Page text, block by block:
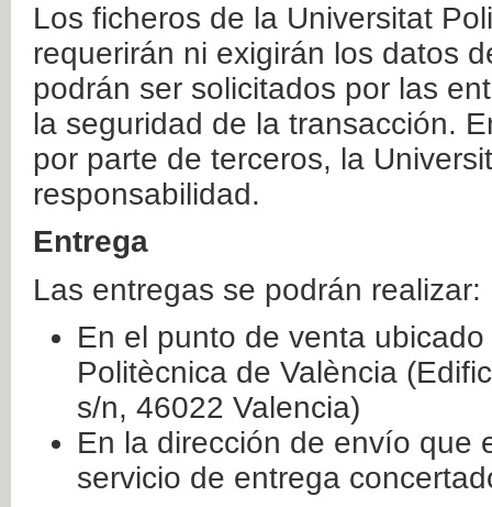
Los ficheros de la Universitat
requerirán ni exigirán los datos
podrán ser solicitados por las
la seguridad de la transacción.
por parte de terceros, la
responsabilidad.
Entrega
Las entregas se podrán realizar:
En el punto de venta
Politècnica de València
s/n, 46022 Valencia)
En la dirección de envío que
servicio de entrega